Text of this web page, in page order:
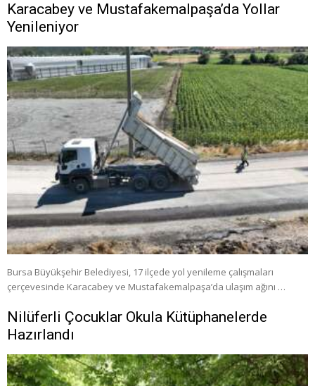
Karacabey ve Mustafakemalpaşa’da Yollar
Yenileniyor
Bursa Büyükşehir Belediyesi, 17 ilçede yol yenileme çalışmaları
çerçevesinde Karacabey ve Mustafakemalpaşa’da ulaşım ağını …
Nilüferli Çocuklar Okula Kütüphanelerde
Hazırlandı